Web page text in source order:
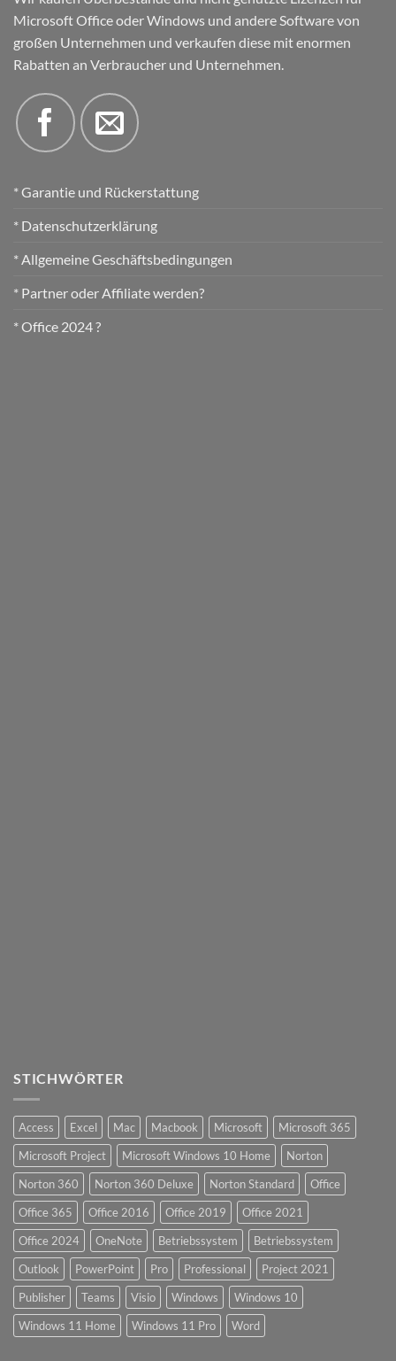
Microsoft Office oder Windows und andere Software von
großen Unternehmen und verkaufen diese mit enormen
Rabatten an Verbraucher und Unternehmen.
* Garantie und Rückerstattung
* Datenschutzerklärung
* Allgemeine Geschäftsbedingungen
* Partner oder Affiliate werden?
* Office 2024 ?
STICHWÖRTER
Access Excel Mac Macbook Microsoft
Microsoft 365
Microsoft Project
Microsoft Windows 10 Home
Norton
Norton 360
Norton 360 Deluxe Norton Standard
Office
Office 365
Office 2016 Office 2019
Office 2021
Office 2024
OneNote Betriebssystem
Betriebssystem
Outlook
PowerPoint Pro Professional
Project 2021
Publisher
Teams Visio Windows
Windows 10
Windows 11 Home
Windows 11 Pro Word